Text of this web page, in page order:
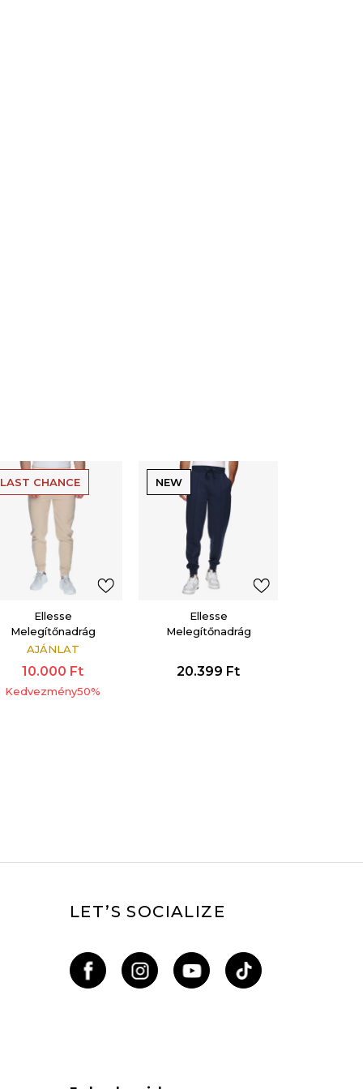
LAST CHANCE
Ellesse
Melegítőnadrág
Sartoria
AJÁNLAT
10.000 Ft
Kedvezmény50%
NEW
Ellesse
Melegítőnadrág
20.399 Ft
LET’S SOCIALIZE